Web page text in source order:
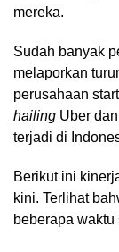
mereka.
Sudah banyak
melaporkan
perusahaan
hailing Uber
terjadi di
Berikut ini
kini. Terlihat
beberapa waktu